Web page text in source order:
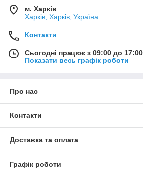
м. Харків
Харків, Харків, Україна
Контакти
Сьогодні працює з 09:00 до 17:00
Показати весь графік роботи
Про нас
Контакти
Доставка та оплата
Графік роботи